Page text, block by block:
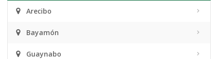
Arecibo
Bayamón
Guaynabo